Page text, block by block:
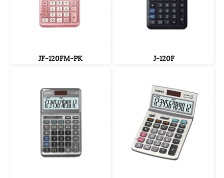
JF-120FM-PK J-120F